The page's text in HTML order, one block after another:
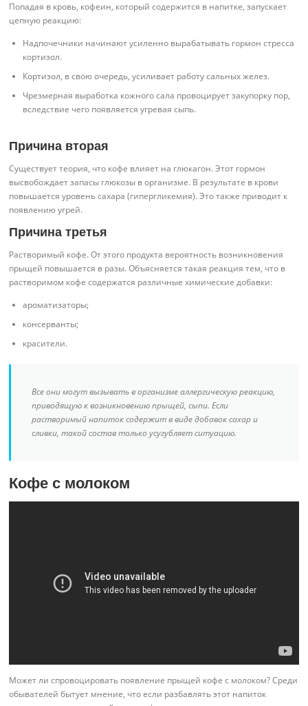
Попадая в кровь, кофеин, который содержится в напитке, запускает
цепную реакцию:
Надпочечники начинают усиленно вырабатывать гормон стресса
кортизол.
Кортизол, в свою очередь, усиливает работу сальных желез.
Чрезмерная выработка кожного сала провоцирует закупорку пор,
вследствие чего появляется угревая сыпь.
Причина вторая
Существует теория, что кофе влияет на глюкагон. Этот гормон
высвобождает запасы глюкозы в организме. В результате в крови
повышается уровень сахара (гипергликемия). Это также приводит к
появлению угрей.
Причина третья
Растворимый кофе. От этого продукта вероятность возникновения
прыщей повышается в разы. Объясняется такая реакция тем, что в
растворимом кофе содержатся различные химические добавки:
ароматизаторы;
консерванты;
красители.
Все они могут вызывать в организме аллергическую реакцию,
приводящую к возникновению прыщей, сыпи. Если
растворимый напиток содержит в виде добавок сахар и
сливки, такой состав только усугубляет ситуацию.
Кофе с молоком
Может ли спровоцировать появление прыщей кофе с молоком? Среди
обывателей бытует мнение, что если разбавлять этот напиток